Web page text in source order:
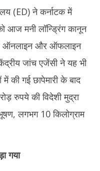
गिरफ्त में, 12 करोड़ कैश और 6
(ED) ने कर्नाटक में
आज मनी लॉन्ड्रिंग कानून
ऑनलाइन और ऑफलाइन
जांच एजेंसी ने यह भी
की गई छापेमारी के बाद
रुपये की विदेशी मुद्रा
लगभग 10 किलोग्राम
गया